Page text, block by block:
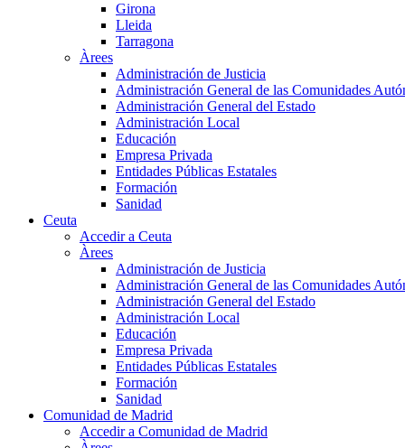
Girona
Lleida
Tarragona
Àrees
Administración de Justicia
Administración General de las Comunidades
Administración General del Estado
Administración Local
Educación
Empresa Privada
Entidades Públicas Estatales
Formación
Sanidad
Ceuta
Accedir a Ceuta
Àrees
Administración de Justicia
Administración General de las Comunidades
Administración General del Estado
Administración Local
Educación
Empresa Privada
Entidades Públicas Estatales
Formación
Sanidad
Comunidad de Madrid
Accedir a Comunidad de Madrid